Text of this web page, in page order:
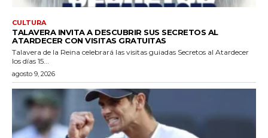
CULTURA
TALAVERA INVITA A DESCUBRIR SUS SECRETOS AL
ATARDECER CON VISITAS GRATUITAS
Talavera de la Reina celebrará las visitas guiadas Secretos al Atardecer
los días 15...
agosto 9, 2026